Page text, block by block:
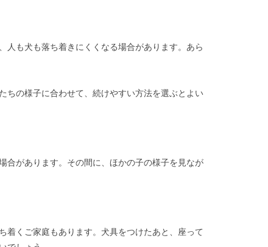
人も犬も落ち着きにくくなる場合があります。あら
ちの様子に合わせて、続けやすい方法を選ぶとよい
合があります。その間に、ほかの子の様子を見なが
着くご家庭もあります。犬具をつけたあと、座って